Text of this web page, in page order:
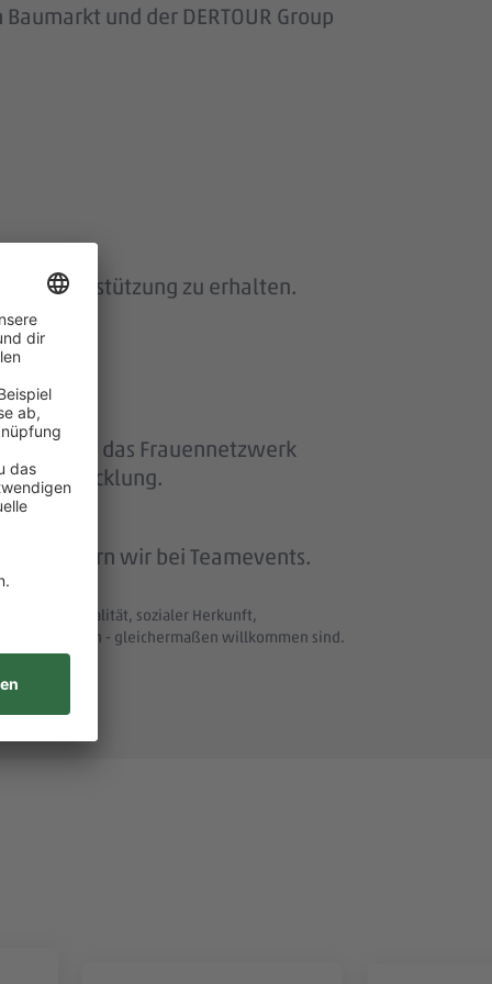
und der DERTOUR Group
Unterstützung zu erhalten.
und das Frauennetzwerk
feiern wir bei Teamevents.
und Nationalität, sozialer Herkunft,
Merkmalen - gleichermaßen willkommen sind.